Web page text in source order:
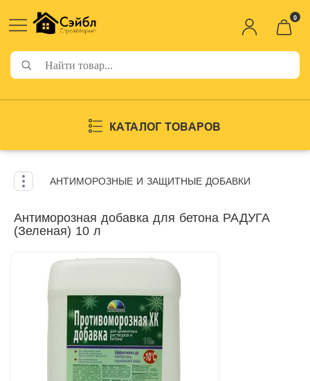
0
КАТАЛОГ ТОВАРОВ
АНТИМОРОЗНЫЕ И ЗАЩИТНЫЕ ДОБАВКИ
Антиморозная добавка для бетона РАДУГА
(Зеленая) 10 л